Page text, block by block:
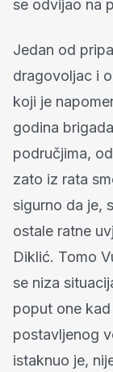
se odvijao na
Jedan od
dragovoljac i
koji je
godina
područjima,
zato iz rata
sigurno da je,
ostale ratne
Diklić. Tomo
se niza
poput one
postavljenog
istaknuo je,